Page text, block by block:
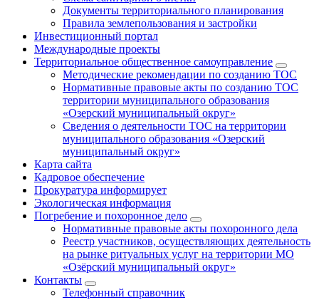
Документы территориального планирования
Правила землепользования и застройки
Инвестиционный портал
Международные проекты
Территориальное общественное самоуправление
Методические рекомендации по созданию ТОС
Нормативные правовые акты по созданию ТОС
территории муниципального образования
«Озерский муниципальный округ»
Сведения о деятельности ТОС на территории
муниципального образования «Озерский
муниципальный округ»
Карта сайта
Кадровое обеспечение
Прокуратура информирует
Экологическая информация
Погребение и похоронное дело
Нормативные правовые акты похоронного дела
Реестр участников, осуществляющих деятельность
на рынке ритуальных услуг на территории МО
«Озёрский муниципальный округ»
Контакты
Телефонный справочник